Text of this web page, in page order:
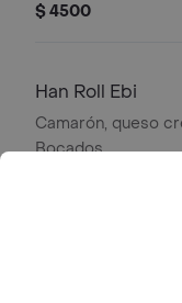
$ 4500
Han Roll Ebi
Camarón, queso
Bocados.
Pollo teriyaki,